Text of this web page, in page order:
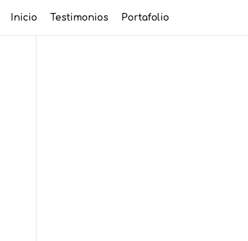
Inicio Testimonios Portafolio